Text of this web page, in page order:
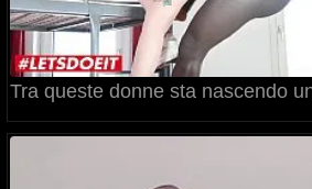
Tra queste donne sta nascendo